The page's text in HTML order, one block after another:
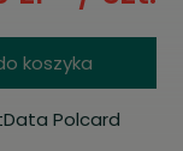
koszyka
Polcard